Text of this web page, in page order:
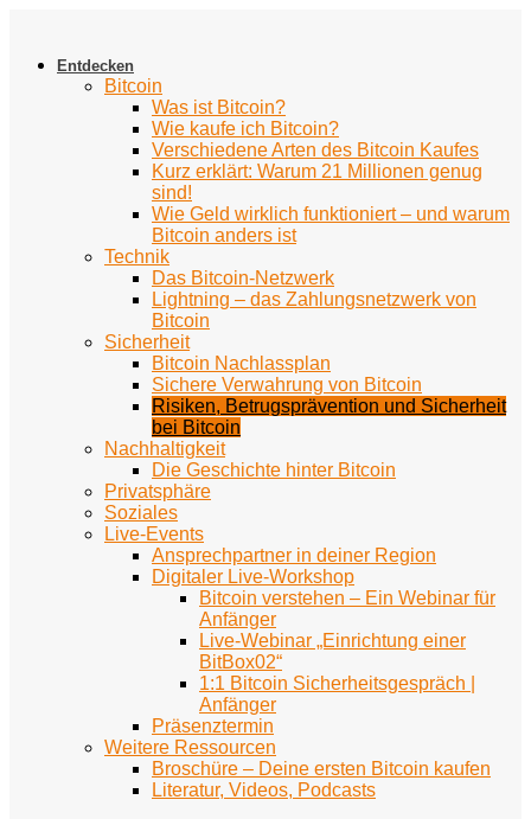
springenEntdecken
Bitcoin
Was ist Bitcoin?
Wie kaufe ich Bitcoin?
Verschiedene Arten des Bitcoin Kaufes
Kurz erklärt: Warum 21 Millionen genug
sind!
Wie Geld wirklich funktioniert – und warum
Bitcoin anders ist
Technik
Das Bitcoin-Netzwerk
Lightning – das Zahlungsnetzwerk von
Bitcoin
Sicherheit
Bitcoin Nachlassplan
Sichere Verwahrung von Bitcoin
Risiken, Betrugsprävention und Sicherheit
bei Bitcoin
Nachhaltigkeit
Die Geschichte hinter Bitcoin
Privatsphäre
Soziales
Live-Events
Ansprechpartner in deiner Region
Digitaler Live-Workshop
Bitcoin verstehen – Ein Webinar für
Anfänger
Live-Webinar „Einrichtung einer
BitBox02“
1:1 Bitcoin Sicherheitsgespräch |
Anfänger
Präsenztermin
Weitere Ressourcen
Broschüre – Deine ersten Bitcoin kaufen
Literatur, Videos, Podcasts